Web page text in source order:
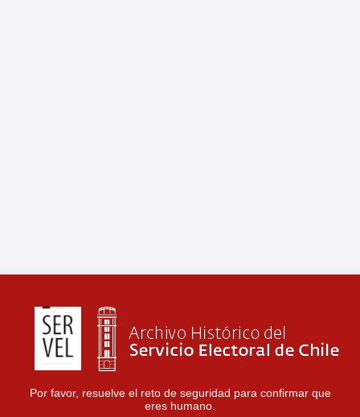
Por favor, resuelve el reto de seguridad para confirmar que
eres humano.